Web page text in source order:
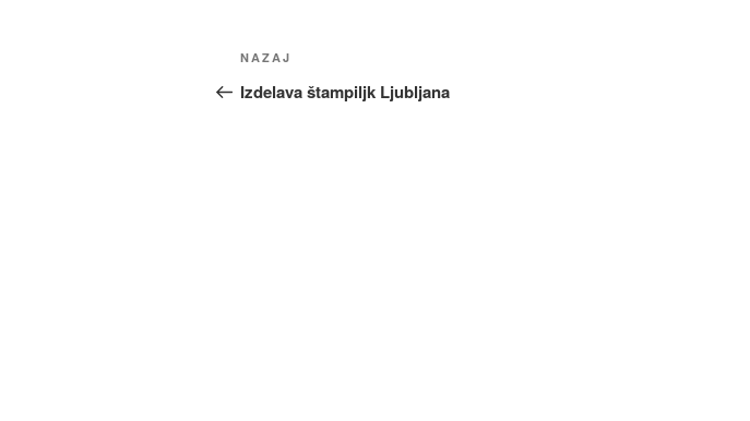
Navigacija
prispevka
Prejšnji
prispevek
NAZAJ
Izdelava štampiljk Ljubljana